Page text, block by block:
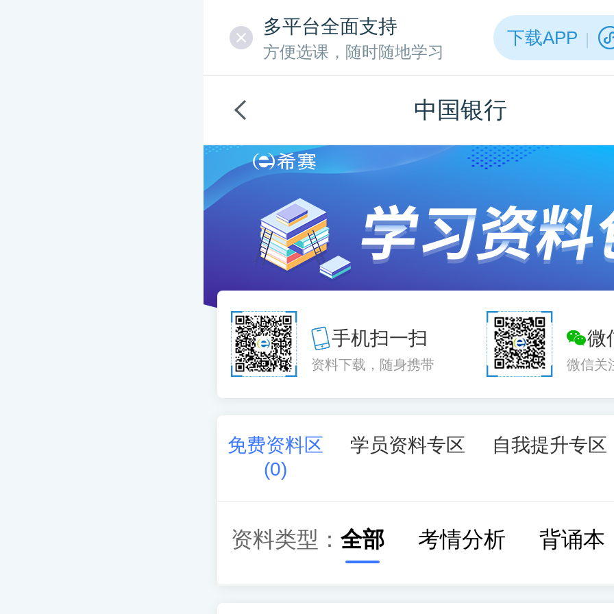
多平台全面支持
方便选课，随时随地学习
下载APP
中国银行
手机扫一扫
资料下载，随身携带
微
微信关
免费资料区
(0)
学员资料专区 自我提升专区
资料类型： 全部 考情分析 背诵本